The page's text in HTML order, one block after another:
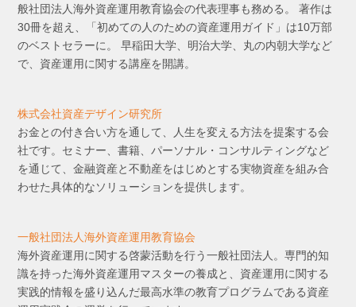
般社団法人海外資産運用教育協会の代表理事も務める。 著作は
30冊を超え、「初めての人のための資産運用ガイド」は10万部
のベストセラーに。 早稲田大学、明治大学、丸の内朝大学など
で、資産運用に関する講座を開講。
株式会社資産デザイン研究所
お金との付き合い方を通して、人生を変える方法を提案する会
社です。セミナー、書籍、パーソナル・コンサルティングなど
を通じて、金融資産と不動産をはじめとする実物資産を組み合
わせた具体的なソリューションを提供します。
一般社団法人海外資産運用教育協会
海外資産運用に関する啓蒙活動を行う一般社団法人。専門的知
識を持った海外資産運用マスターの養成と、資産運用に関する
実践的情報を盛り込んだ最高水準の教育プログラムである資産